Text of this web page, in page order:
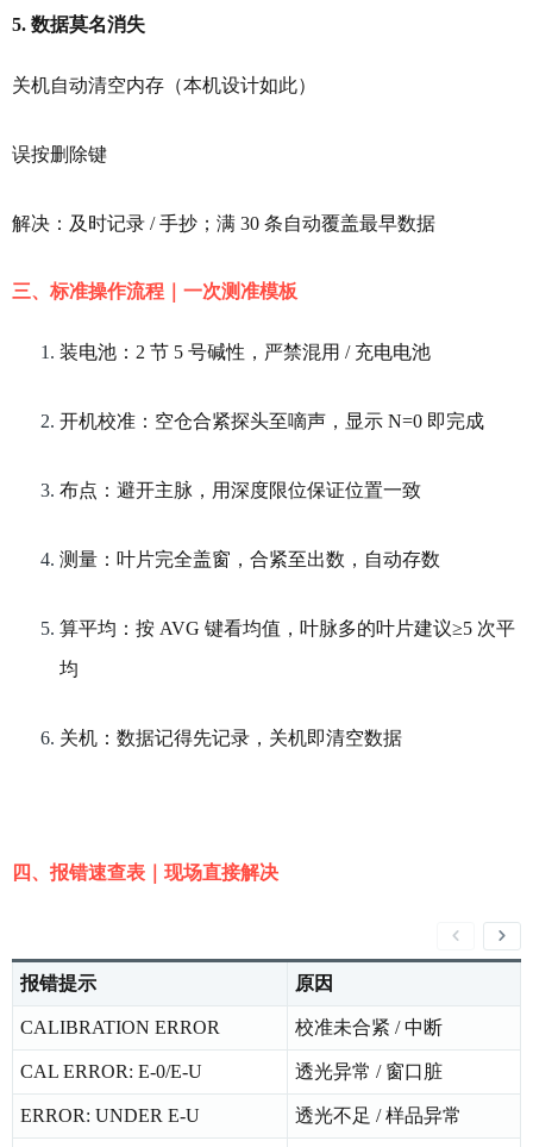
5. 数据莫名消失
关机自动清空内存（本机设计如此）
误按删除键
解决：及时记录 / 手抄；满 30 条自动覆盖最早数据
三、标准操作流程｜一次测准模板
装电池：2 节 5 号碱性，严禁混用 / 充电电池
开机校准：空仓合紧探头至嘀声，显示 N=0 即完成
布点：避开主脉，用深度限位保证位置一致
测量：叶片完全盖窗，合紧至出数，自动存数
算平均：按 AVG 键看均值，叶脉多的叶片建议≥5 次平
均
关机：数据记得先记录，关机即清空数据
四、报错速查表｜现场直接解决
报错提示 原因
CALIBRATION ERROR 校准未合紧 / 中断
CAL ERROR: E‑0/E‑U 透光异常 / 窗口脏
ERROR: UNDER E‑U 透光不足 / 样品异常